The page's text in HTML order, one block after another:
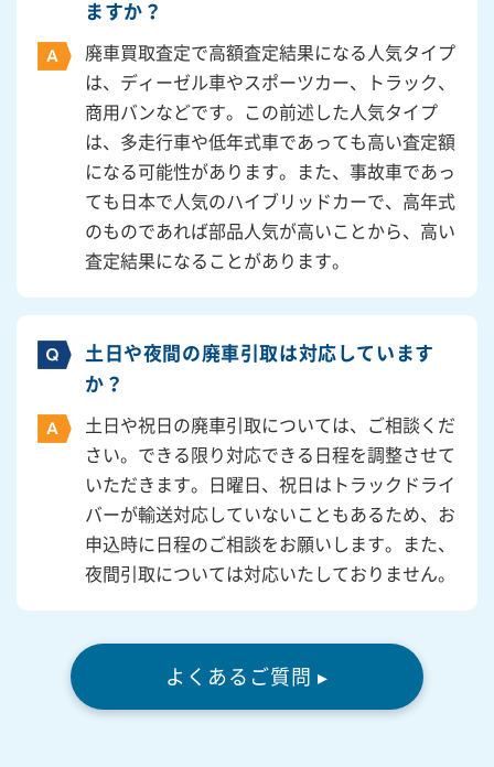
ますか？
廃車買取査定で高額査定結果になる人気タイプ
は、ディーゼル車やスポーツカー、トラック、
商用バンなどです。この前述した人気タイプ
は、多走行車や低年式車であっても高い査定額
になる可能性があります。また、事故車であっ
ても日本で人気のハイブリッドカーで、高年式
のものであれば部品人気が高いことから、高い
査定結果になることがあります。
土日や夜間の廃車引取は対応しています
か？
土日や祝日の廃車引取については、ご相談くだ
さい。できる限り対応できる日程を調整させて
いただきます。日曜日、祝日はトラックドライ
バーが輸送対応していないこともあるため、お
申込時に日程のご相談をお願いします。また、
夜間引取については対応いたしておりません。
よくあるご質問 ▸